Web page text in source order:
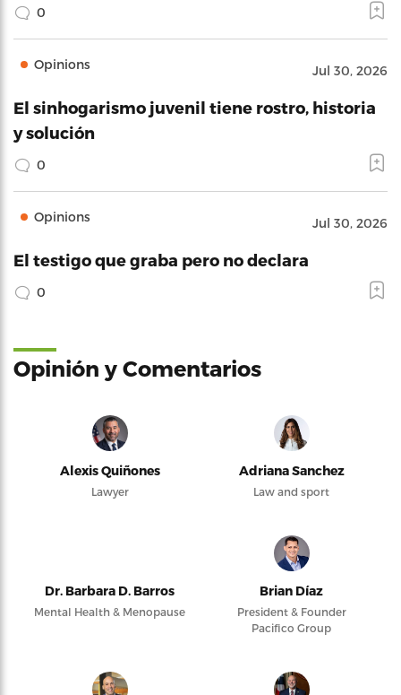
0
Opinions Jul 30, 2026
El sinhogarismo juvenil tiene rostro, historia
y solución
0
Opinions Jul 30, 2026
El testigo que graba pero no declara
0
Opinión y Comentarios
Alexis Quiñones
Lawyer
Adriana Sanchez
Law and sport
Dr. Barbara D. Barros
Mental Health & Menopause
Brian Díaz
President & Founder
Pacifico Group